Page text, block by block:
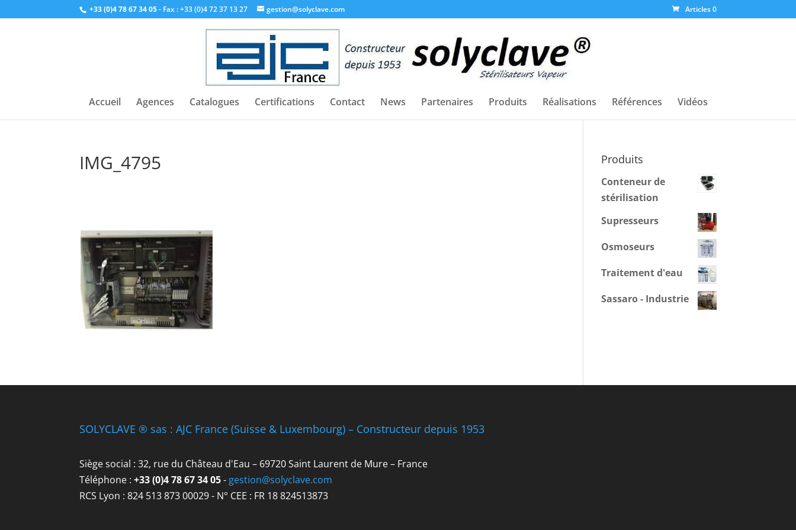
+33 (0)4 78 67 34 05- Fax : +33 (0)4 72 37 13 27 gestion@solyclave.com Articles 0
Accueil Agences Catalogues Certifications Contact News Partenaires Produits Réalisations Références Vidéos
IMG_4795 Produits
Conteneur de
stérilisation
Supresseurs
Osmoseurs
Traitement d'eau
Sassaro - Industrie
SOLYCLAVE ® sas : AJC France (Suisse & Luxembourg) – Constructeur depuis 1953
Siège social : 32, rue du Château d'Eau – 69720 Saint Laurent de Mure – France
Téléphone : +33 (0)4 78 67 34 05- gestion@solyclave.com
RCS Lyon : 824 513 873 00029 - N° CEE : FR 18 824513873